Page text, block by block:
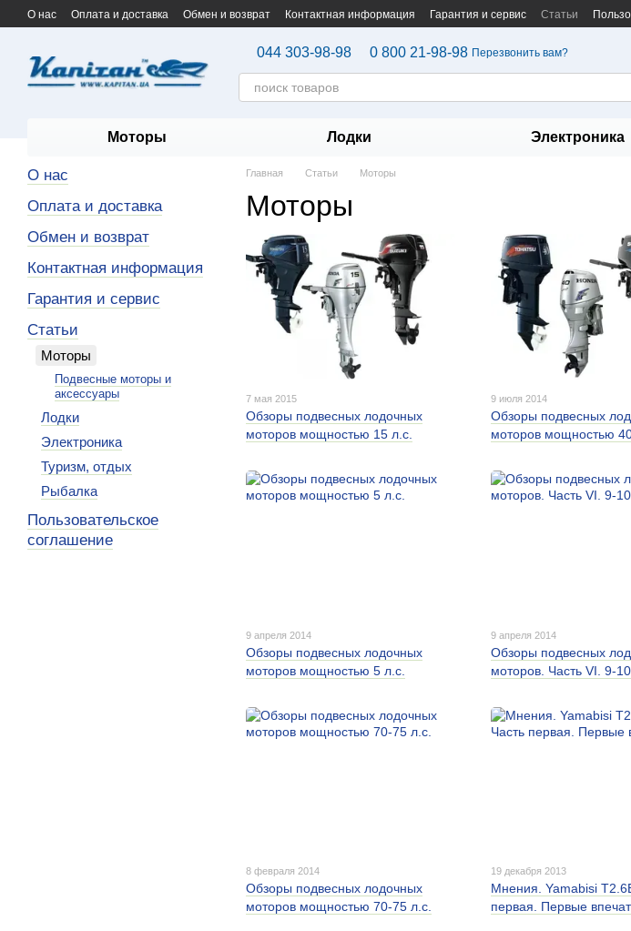
Перейти к основному контенту
О нас Оплата и доставка Обмен и возврат Контактная информация Гарантия и сервис Статьи
044 303-98-98 0 800 21-98-98 Перезвонить вам?
Моторы Лодки Электроника
Главная Статьи Моторы
Моторы
7 мая 2015
Обзоры подвесных лодочных
моторов мощностью 15 л.с.
9 июля 2014
Обзоры подвесных
моторов мощностью
9 апреля 2014
Обзоры подвесных лодочных
моторов мощностью 5 л.с.
9 апреля 2014
Обзоры подвесных
моторов. Часть VI. 9-10
8 февраля 2014
Обзоры подвесных лодочных
моторов мощностью 70-75 л.с.
19 декабря 2013
Мнения. Yamabisi
первая. Первые
О нас
Оплата и доставка
Обмен и возврат
Контактная информация
Гарантия и сервис
Статьи
Моторы
Подвесные моторы и
аксессуары
Лодки
Электроника
Туризм, отдых
Рыбалка
Пользовательское
соглашение